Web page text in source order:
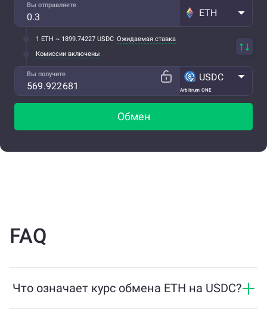
Вы отправляете
ETH
1 ETH ~ 1899.74227 USDC Ожидаемая ставка
Комиссии включены
Вы получите
Arbitrum ONE
USDC
Обмен
FAQ
Что означает курс обмена ETH на USDC?